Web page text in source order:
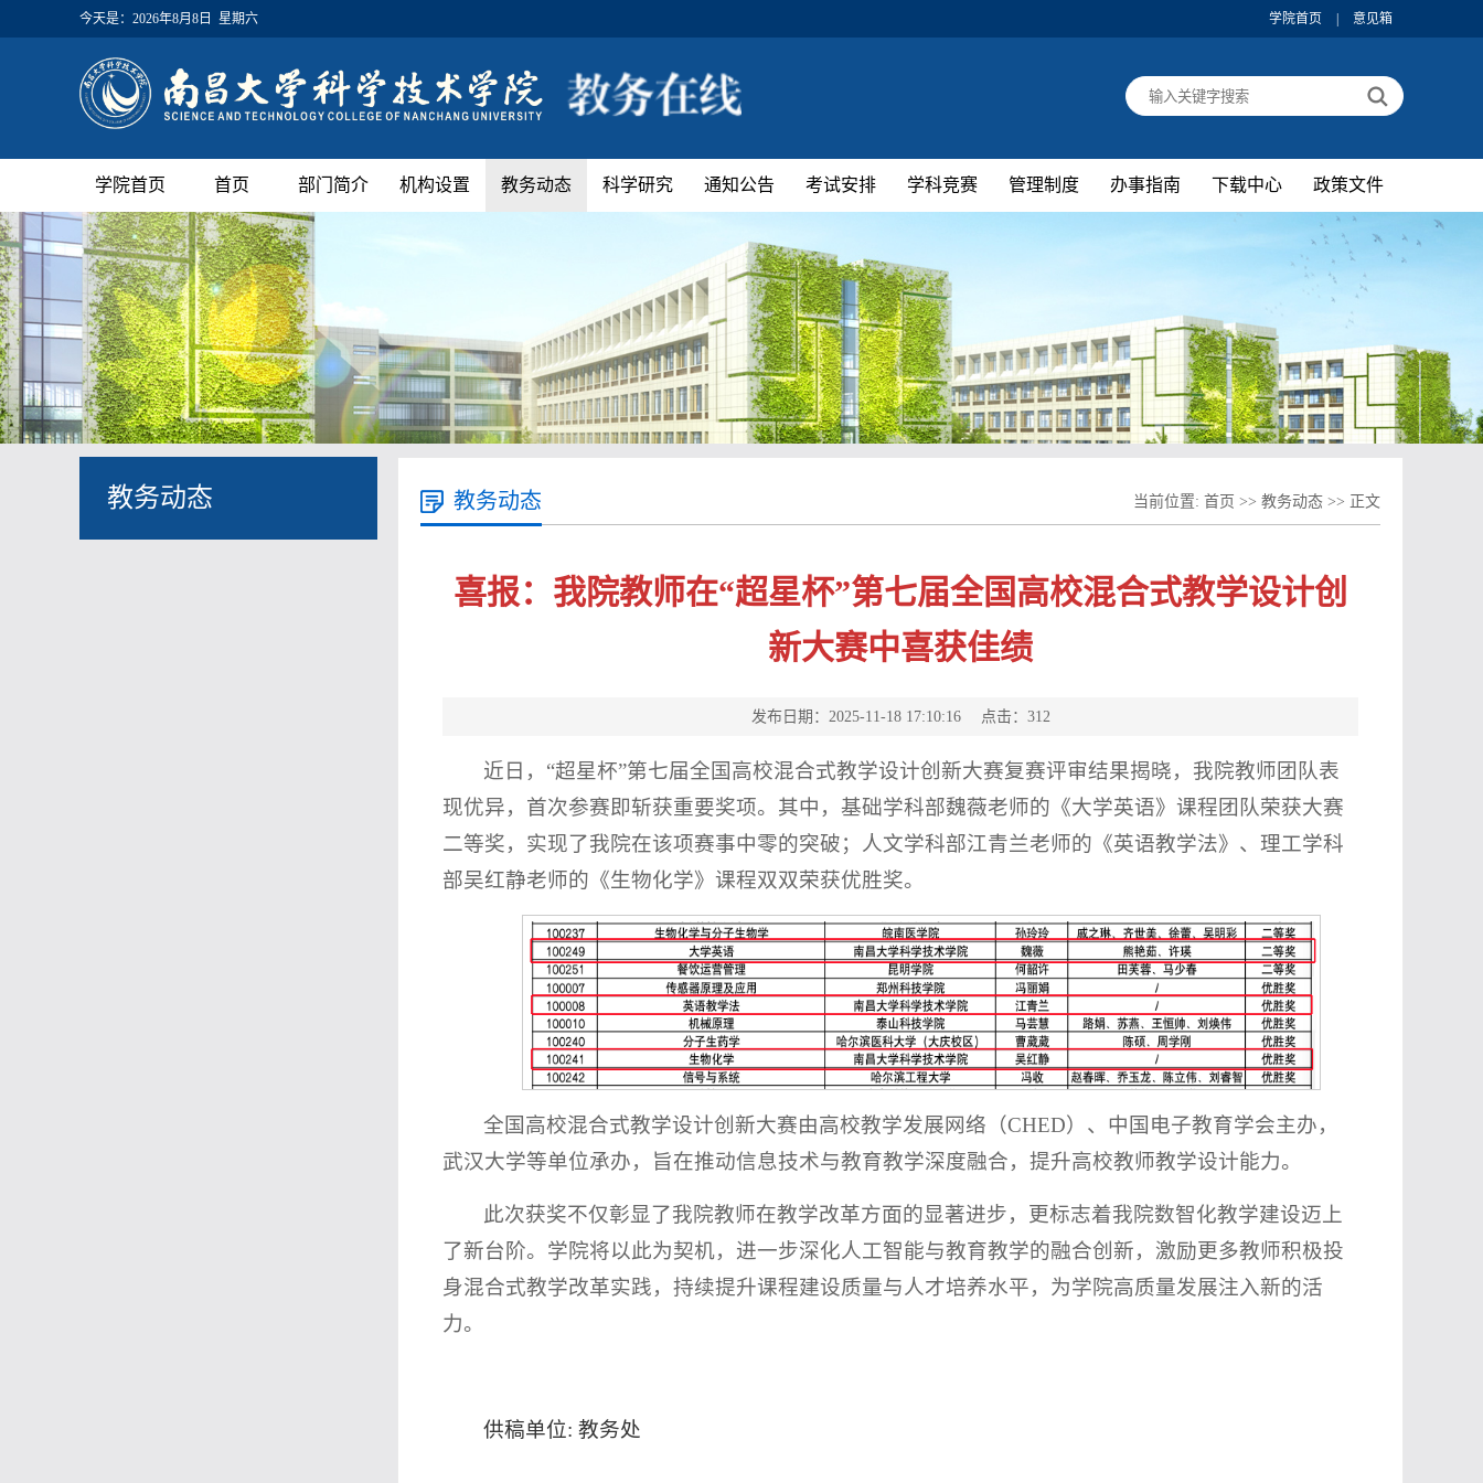
今天是： 2026年8月8日 星期六 学院首页 意见箱
学院首页 首页 部门简介 机构设置 教务动态 科学研究 通知公告 考试安排 学科竞赛 管理制度 办事指南 下载中心 政策文件
教务动态 教务动态 当前位置: 首页 >> 教务动态 >> 正文
喜报：我院教师在“超星杯”第七届全国高校混合式教学设计创
新大赛中喜获佳绩
发布日期：2025-11-18 17:10:16 点击： 312
近日，“超星杯”第七届全国高校混合式教学设计创新大赛复赛评审结果揭晓，我院教师团队表
现优异，首次参赛即斩获重要奖项。其中，基础学科部魏薇老师的《大学英语》课程团队荣获大赛
二等奖，实现了我院在该项赛事中零的突破；人文学科部江青兰老师的《英语教学法》、理工学科
部吴红静老师的《生物化学》课程双双荣获优胜奖。
全国高校混合式教学设计创新大赛由高校教学发展网络（CHED）、中国电子教育学会主办，
武汉大学等单位承办，旨在推动信息技术与教育教学深度融合，提升高校教师教学设计能力。
此次获奖不仅彰显了我院教师在教学改革方面的显著进步，更标志着我院数智化教学建设迈上
了新台阶。学院将以此为契机，进一步深化人工智能与教育教学的融合创新，激励更多教师积极投
身混合式教学改革实践，持续提升课程建设质量与人才培养水平，为学院高质量发展注入新的活
力。
供稿单位: 教务处